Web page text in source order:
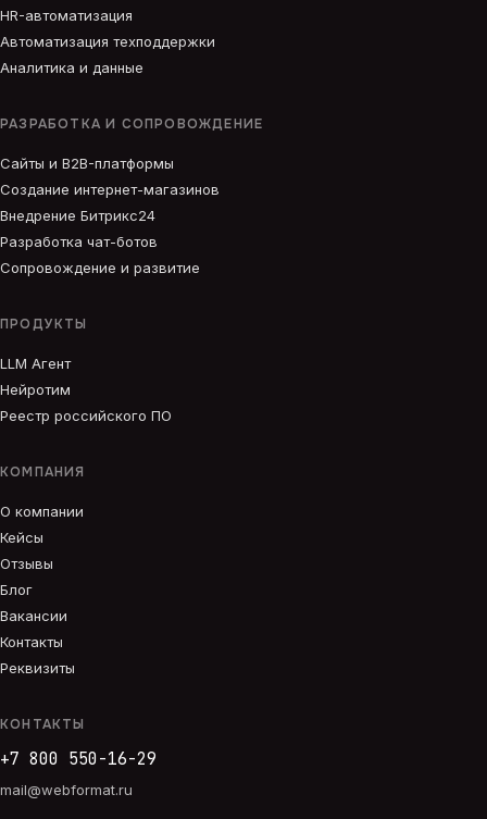
HR-автоматизация
Автоматизация техподдержки
Аналитика и данные
РАЗРАБОТКА И СОПРОВОЖДЕНИЕ
Сайты и B2B-платформы
Создание интернет-магазинов
Внедрение Битрикс24
Разработка чат-ботов
Сопровождение и развитие
ПРОДУКТЫ
LLM Агент
Нейротим
Реестр российского ПО
КОМПАНИЯ
О компании
Кейсы
Отзывы
Блог
Вакансии
Контакты
Реквизиты
КОНТАКТЫ
+7 800 550-16-29
mail@webformat.ru